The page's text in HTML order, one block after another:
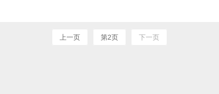
上一页 第2页 下一页